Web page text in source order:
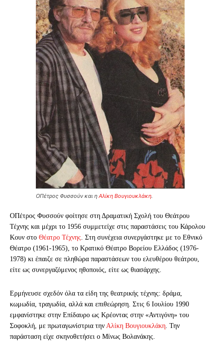
ΟΠέτρος Φυσσούν και η Αλίκη Βουγιουκλάκη.
ΟΠέτρος Φυσσούν φοίτησε στη Δραματική Σχολή του Θεάτρου
Τέχνης και μέχρι το 1956 συμμετείχε στις παραστάσεις του Κάρολου
Κουν στο Θέατρο Τέχνης . Στη συνέχεια συνεργάστηκε με το Εθνικό
Θέατρο (1961-1965), το Κρατικό Θέατρο Βορείου Ελλάδος (1976-
1978) κι έπαιζε σε πληθώρα παραστάσεων του ελευθέρου θεάτρου,
είτε ως συνεργαζόμενος ηθοποιός, είτε ως θιασάρχης.
Ερμήνευσε σχεδόν όλα τα είδη της θεατρικής τέχνης: δράμα,
κωμωδία, τραγωδία, αλλά και επιθεώρηση. Στις 6 Ιουλίου 1990
εμφανίστηκε στην Επίδαυρο ως Κρέοντας στην «Αντιγόνη» του
Σοφοκλή, με πρωταγωνίστρια την Αλίκη Βουγιουκλάκη . Την
παράσταση είχε σκηνοθετήσει ο Μίνως Βολανάκης.